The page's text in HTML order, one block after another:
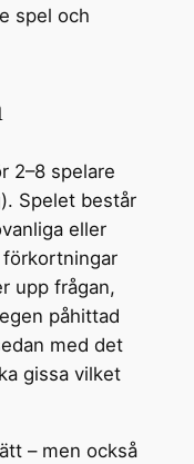
spel och
2–8 spelare
Spelet består
eller
upp frågan,
påhittad
med det
gissa vilket
– men också